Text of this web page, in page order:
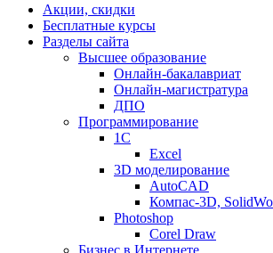
Акции, скидки
Бесплатные курсы
Разделы сайта
Высшее образование
Онлайн-бакалавриат
Онлайн-магистратура
ДПО
Программирование
1С
Excel
3D моделирование
AutoCAD
Компас-3D,
Photoshop
Corel Draw
Бизнес в Интернете